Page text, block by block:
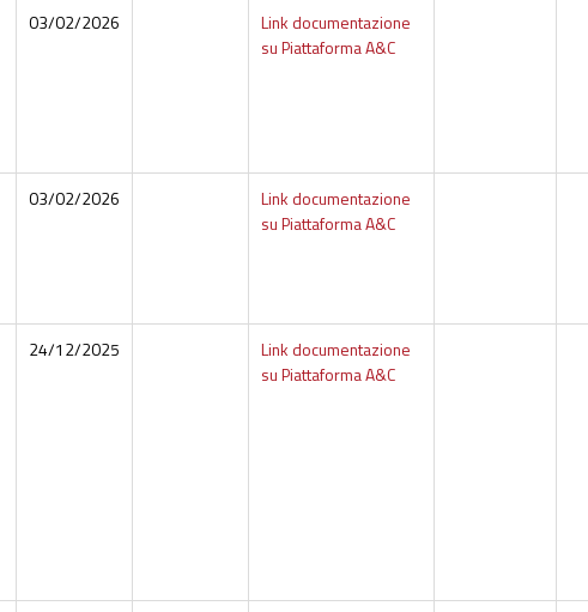
03/02/2026
Link documentazione
su Piattaforma A&C
03/02/2026
Link documentazione
su Piattaforma A&C
24/12/2025
Link documentazione
su Piattaforma A&C